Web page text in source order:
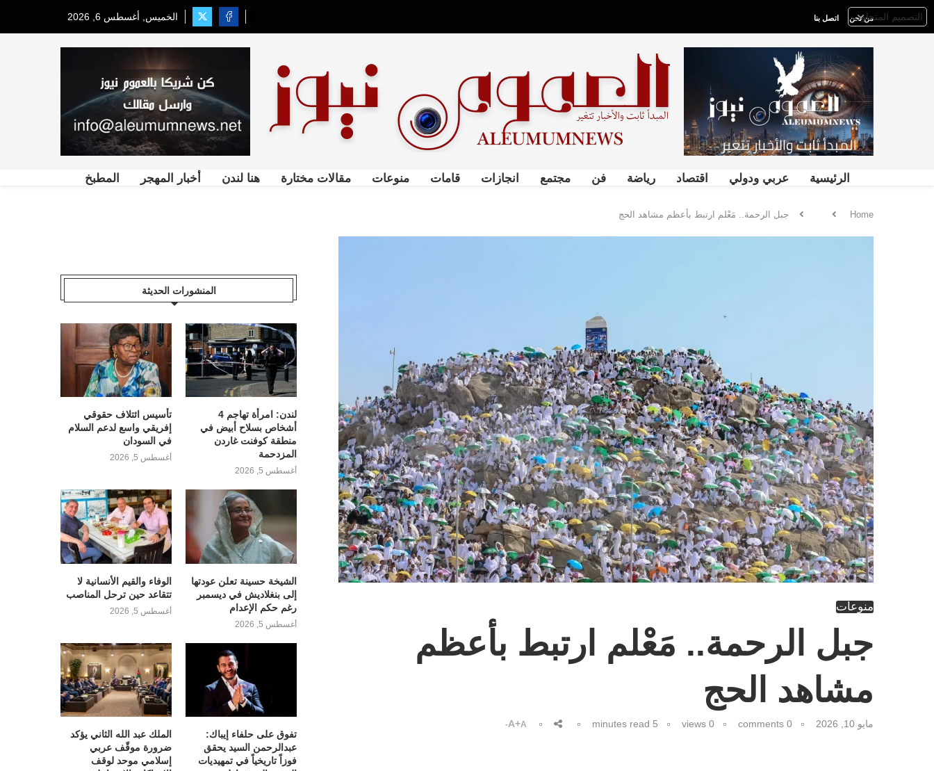
من نحن اتصل بنا الخميس, أغسطس 6, 2026
الرئيسية عربي ودولي اقتصاد رياضة فن مجتمع انجازات قامات منوعات مقالات مختارة هنا لندن أخبار المهجر المطبخ
Home جبل الرحمة.. مَعْلم ارتبط بأعظم مشاهد الحج
منوعات
جبل الرحمة.. مَعْلم ارتبط بأعظم
مشاهد الحج
مايو 10, 2026 0 comments
0
5 minutes read
A+A-
المنشورات الحديثة
لندن: امرأة تهاجم 4
أشخاص بسلاح أبيض في
منطقة كوفنت غاردن
المزدحمة
أغسطس 5, 2026
تأسيس ائتلاف حقوقي
إفريقي واسع لدعم السلام
في السودان
أغسطس 5, 2026
الشيخة حسينة تعلن عودتها
إلى بنغلاديش في ديسمبر
رغم حكم الإعدام
أغسطس 5, 2026
الوفاء والقيم الأنسانية لا
تتقاعد حين ترحل المناصب
أغسطس 5, 2026
تفوق على حلفاء إيباك:
عبدالرحمن السيد يحقق
فوزاً تاريخياً في تمهيديات
الملك عبد الله الثاني يؤكد
ضرورة موقّف عربي
إسلامي موحد لوقف